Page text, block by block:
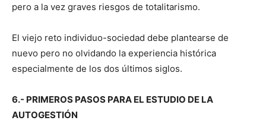
pero a la vez graves riesgos de totalitarismo.
El viejo reto individuo-sociedad debe plantearse de
nuevo pero no olvidando la experiencia histórica
especialmente de los dos últimos siglos.
6.- PRIMEROS PASOS PARA EL ESTUDIO DE LA
AUTOGESTIÓN